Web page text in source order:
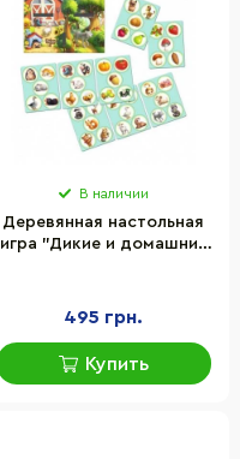
В наличии
Деревянная настольная
игра "Дикие и домашние
комодик
495 грн.
Купить